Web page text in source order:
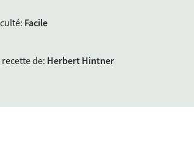
: Facile
recette de: Herbert Hintner